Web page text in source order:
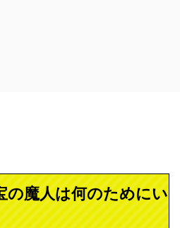
の魔人は何のためにい